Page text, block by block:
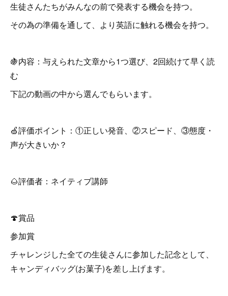
生徒さんたちがみんなの前で発表する機会を持つ。
その為の準備を通して、より英語に触れる機会を持つ。
🍇内容：与えられた文章から1つ選び、2回続けて早く読
む
下記の動画の中から選んでもらいます。
🍏評価ポイント：①正しい発音、②スピード、③態度・
声が大きいか？
🌰評価者：ネイティブ講師
🍄賞品
参加賞
チャレンジした全ての生徒さんに参加した記念として、
キャンディバッグ(お菓子)を差し上げます。